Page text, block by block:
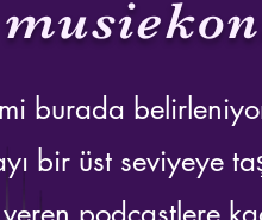
burada
bir üst seviyeye